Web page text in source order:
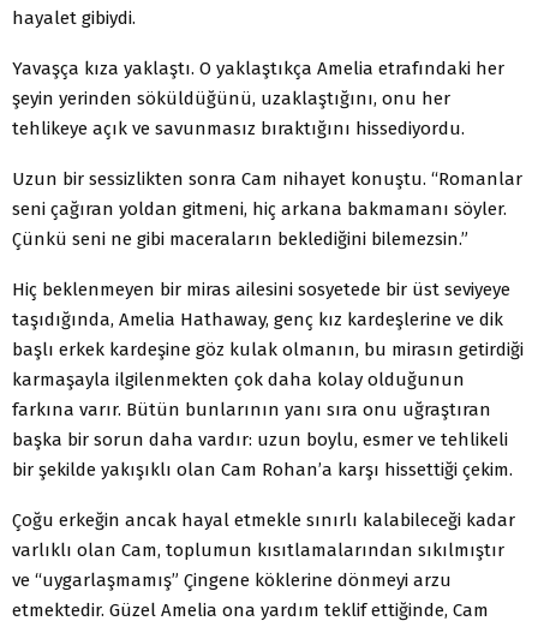
hayalet gibiydi.
Yavaşça kıza yaklaştı. O yaklaştıkça Amelia etrafındaki her
şeyin yerinden söküldüğünü, uzaklaştığını, onu her
tehlikeye açık ve savunmasız bıraktığını hissediyordu.
Uzun bir sessizlikten sonra Cam nihayet konuştu. “Romanlar
seni çağıran yoldan gitmeni, hiç arkana bakmamanı söyler.
Çünkü seni ne gibi maceraların beklediğini bilemezsin.”
Hiç beklenmeyen bir miras ailesini sosyetede bir üst seviyeye
taşıdığında, Amelia Hathaway, genç kız kardeşlerine ve dik
başlı erkek kardeşine göz kulak olmanın, bu mirasın getirdiği
karmaşayla ilgilenmekten çok daha kolay olduğunun
farkına varır. Bütün bunlarının yanı sıra onu uğraştıran
başka bir sorun daha vardır: uzun boylu, esmer ve tehlikeli
bir şekilde yakışıklı olan Cam Rohan’a karşı hissettiği çekim.
Çoğu erkeğin ancak hayal etmekle sınırlı kalabileceği kadar
varlıklı olan Cam, toplumun kısıtlamalarından sıkılmıştır
ve “uygarlaşmamış” Çingene köklerine dönmeyi arzu
etmektedir. Güzel Amelia ona yardım teklif ettiğinde, Cam